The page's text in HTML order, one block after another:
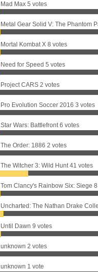
Mad Max 5 votes
Metal Gear Solid V: The Phantom
Mortal Kombat X 8 votes
Need for Speed 5 votes
Project CARS 2 votes
Pro Evolution Soccer 2016 3 votes
Star Wars: Battlefront 6 votes
The Order: 1886 2 votes
The Witcher 3: Wild Hunt 41 votes
Tom Clancy's Rainbow Six: Siege
Uncharted: The Nathan Drake
Until Dawn 9 votes
unknown 2 votes
unknown 1 vote